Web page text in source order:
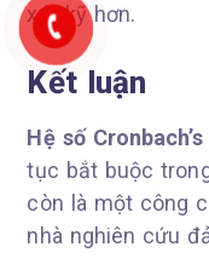
xét kỹ hơn.
Kết luận
Hệ số
tục bắt buộc
còn là một công
nhà nghiên cứu